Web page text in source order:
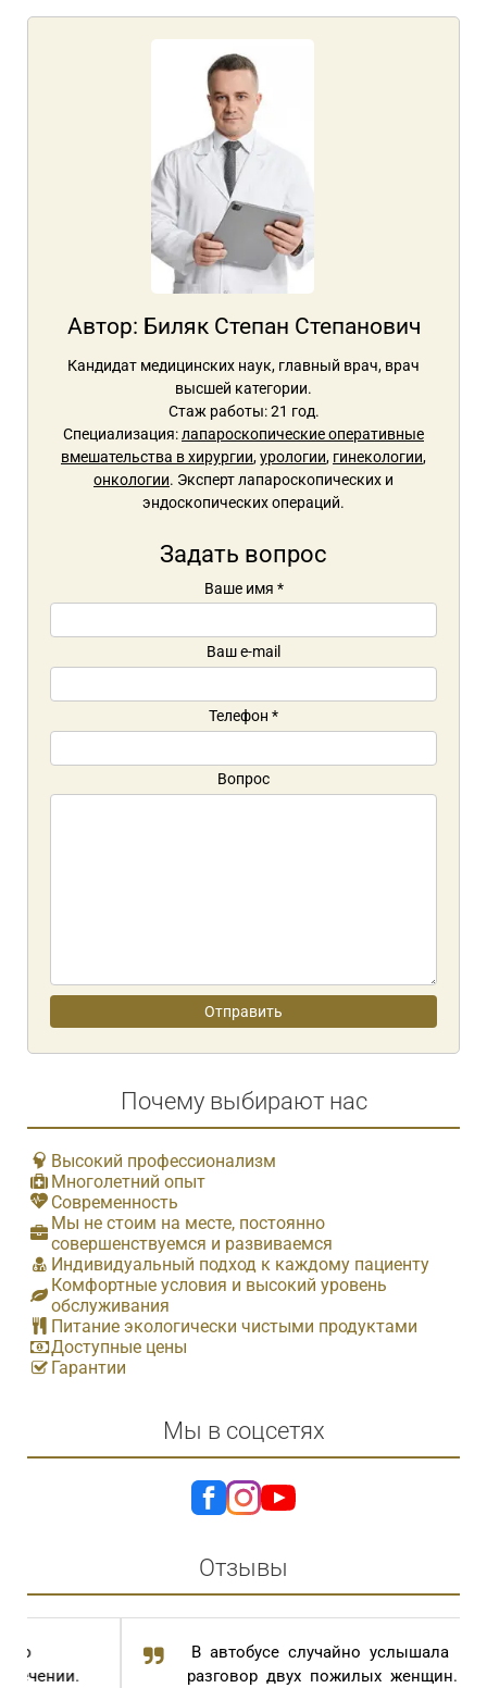
Автор: Биляк Степан Степанович
Кандидат медицинских наук, главный врач, врач
высшей категории.
Стаж работы: 21 год.
Специализация:лапароскопические оперативные
вмешательства в хирургии,урологии, гинекологии,
онкологии. Эксперт лапароскопических и
эндоскопических операций.
Задать вопрос
Ваше имя *
Ваш e-mail
Телефон *
Вопрос
Почему выбирают нас
Высокий профессионализм
Многолетний опыт
Современность
Мы не стоим на месте, постоянно
совершенствуемся и развиваемся
Индивидуальный подход к каждому пациенту
Комфортные условия и высокий уровень
обслуживания
Питание экологически чистыми продуктами
Доступные цены
Гарантии
Мы в соцсетях
Отзывы
В автобусе случайно услышала
разговор двух пожилых женщин. Одна,